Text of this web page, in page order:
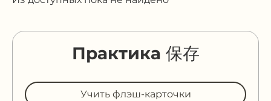
Практика 保存
Учить флэш-карточки